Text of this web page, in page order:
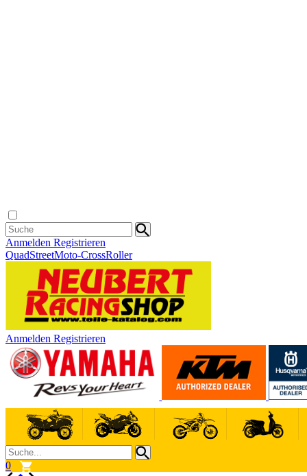
Anmelden Registrieren
QuadStreetMoto-CrossRoller
Anmelden Registrieren
0